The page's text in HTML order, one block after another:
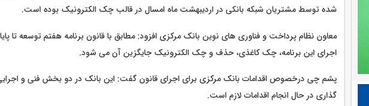
شده توسط مشتریان شبکه بانکی در اردیبهشت ماه امسال در قالب چک الکترونیک بوده است.
معاون نظام پرداخت و فناوری های نوین بانک مرکزی افزود: مطابق با قانون برنامه هفتم توسعه تا
اجرای این برنامه، چک کاغذی، حذف و چک الکترونیک جایگزین آن می شود.
پشم چی درخصوص اقدامات بانک مرکزی برای اجرای قانون گفت: این بانک در دو بخش فنی و
گذاری در حال انجام اقدامات لازم است.